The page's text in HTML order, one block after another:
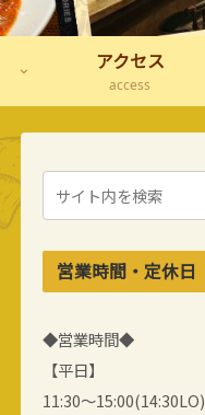
アクセス
access
営業時間・定休日
◆営業時間◆
【平日】
11:30～15:00(14:30LO)